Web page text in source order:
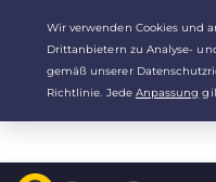
Deine Wahl:Der beste Deal